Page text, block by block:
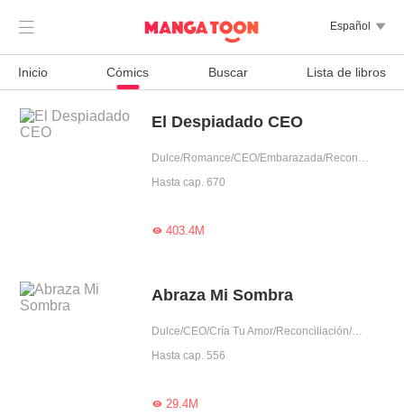
 Español 
Inicio Cómics Buscar Lista de libros
El Despiadado CEO
Dulce/Romance/CEO/Embarazada/Reconciliación/Posesivo/Dominante/Obediente/Pura
Hasta cap. 670
403.4M
Abraza Mi Sombra
Dulce/CEO/Cría Tu Amor/Reconciliación/Escapada del matrimonio/Amor tras matrimonio/Traición/Rencor adinerado/Encuentro inesperado/Arrogante/Intrigante/Obediente/Bondadosa/Mafia/Rico
Hasta cap. 556
29.4M